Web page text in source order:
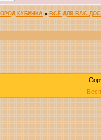
КУБИНКА » ВСЁ ДЛЯ ВАС